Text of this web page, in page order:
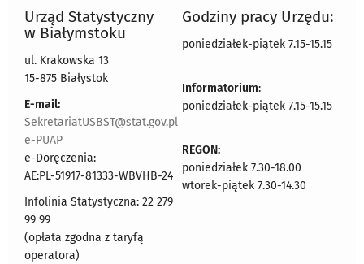
Urząd Statystyczny
w Białymstoku
ul. Krakowska 13
15-875 Białystok
E-mail:
SekretariatUSBST@stat.gov.pl
e-PUAP
e-Doręczenia:
AE:PL-51917-81333-WBVHB-24
Infolinia Statystyczna: 22 279
99 99
(opłata zgodna z taryfą
operatora)
Godziny pracy Urzędu:
poniedziałek-piątek 7.15-15.15
Informatorium:
poniedziałek-piątek 7.15-15.15
REGON:
poniedziałek 7.30-18.00
wtorek-piątek 7.30-14.30